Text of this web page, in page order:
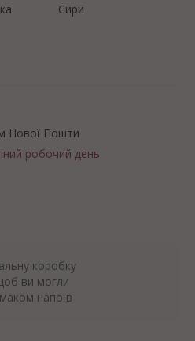
Сири
Нової Пошти
робочий день
коробку
ви могли
напоїв